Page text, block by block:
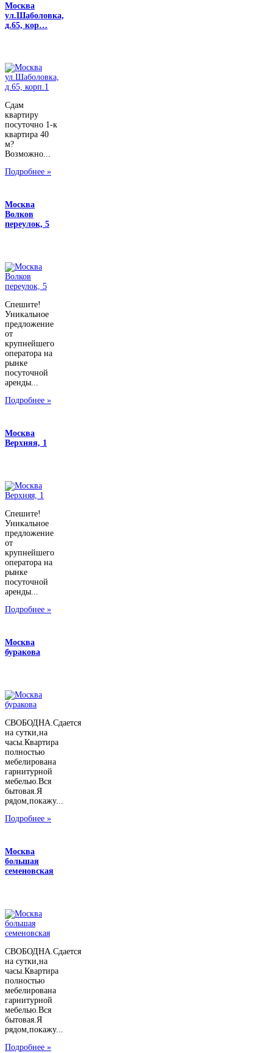
Москва
ул.Шаболовка,
д.65, кор…
Сдам
квартиру
посуточно 1-к
квартира 40
м?
Возможно...
Подробнее »
Москва
Волков
переулок, 5
Спешите!
Уникальное
предложение
от
крупнейшего
оператора на
рынке
посуточной
аренды...
Подробнее »
Москва
Верхняя, 1
Спешите!
Уникальное
предложение
от
крупнейшего
оператора на
рынке
посуточной
аренды...
Подробнее »
Москва
буракова
СВОБОДНА.Сдается
на сутки,на
часы.Квартира
полностью
мебелирована
гарнитурной
мебелью.Вся
бытовая.Я
рядом,покажу...
Подробнее »
Москва
большая
семеновская
СВОБОДНА.Сдается
на сутки,на
часы.Квартира
полностью
мебелирована
гарнитурной
мебелью.Вся
бытовая.Я
рядом,покажу...
Подробнее »